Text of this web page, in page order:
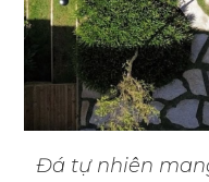
Đá tự nhiên